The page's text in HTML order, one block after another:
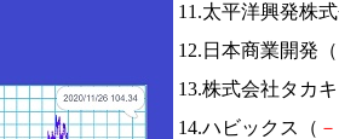
11.太平洋興発株
12.日本商業開発（
13.株式会社タカ
14.ハビックス（ －